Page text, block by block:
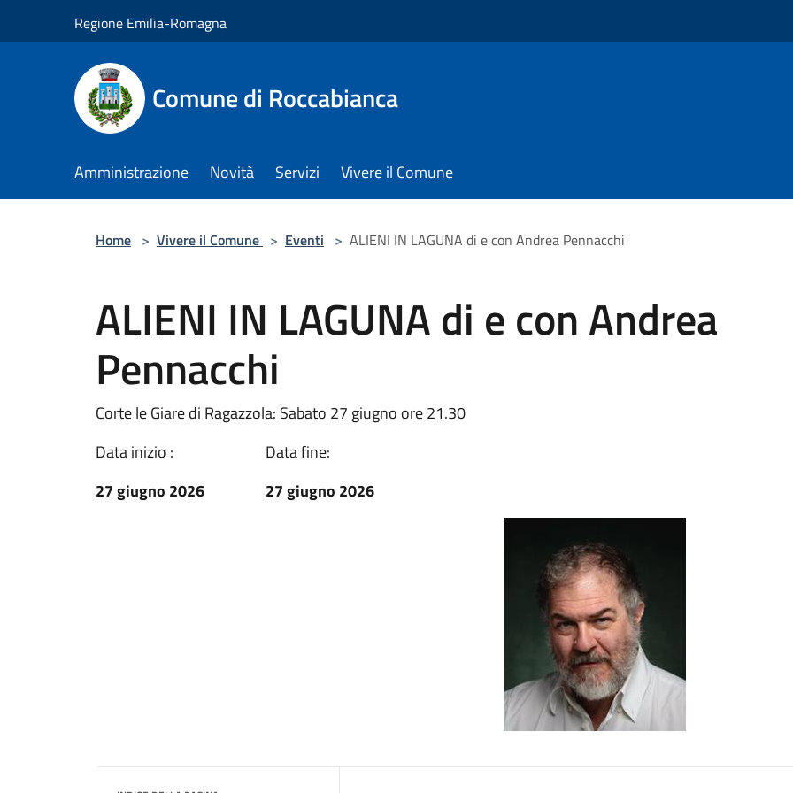
Regione Emilia-Romagna
Comune di Roccabianca
Amministrazione Novità Servizi Vivere il Comune
Home > Vivere il Comune > Eventi > ALIENI IN LAGUNA di e con Andrea Pennacchi
ALIENI IN LAGUNA di e con Andrea
Pennacchi
Corte le Giare di Ragazzola: Sabato 27 giugno ore 21.30
Data inizio :
27 giugno 2026
Data fine:
27 giugno 2026